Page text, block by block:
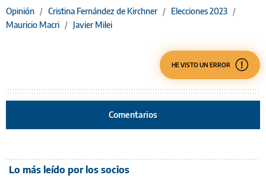
Opinión / Cristina Fernández de Kirchner / Elecciones 2023 /
Mauricio Macri / Javier Milei
HE VISTO UN ERROR
Comentarios
Lo más leído por los socios